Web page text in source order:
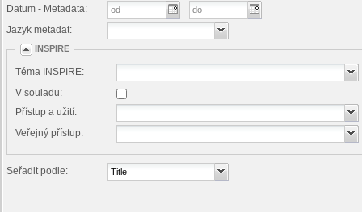
Datum - Metadata:
Jazyk metadat:
INSPIRE
Téma INSPIRE:
V souladu:
Přístup a užití:
Veřejný přístup:
Seřadit podle: